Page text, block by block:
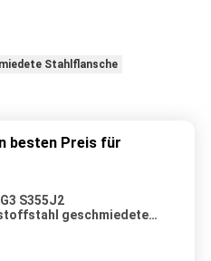
Stahlflansche
besten Preis für
S355J2
geschmiedete